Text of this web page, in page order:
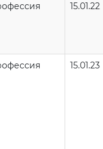
15.01.22
15.01.23